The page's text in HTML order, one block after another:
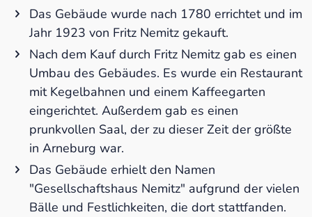
Das Gebäude wurde nach 1780 errichtet und im
Jahr 1923 von Fritz Nemitz gekauft.
Nach dem Kauf durch Fritz Nemitz gab es einen
Umbau des Gebäudes. Es wurde ein Restaurant
mit Kegelbahnen und einem Kaffeegarten
eingerichtet. Außerdem gab es einen
prunkvollen Saal, der zu dieser Zeit der größte
in Arneburg war.
Das Gebäude erhielt den Namen
"Gesellschaftshaus Nemitz" aufgrund der vielen
Bälle und Festlichkeiten, die dort stattfanden.